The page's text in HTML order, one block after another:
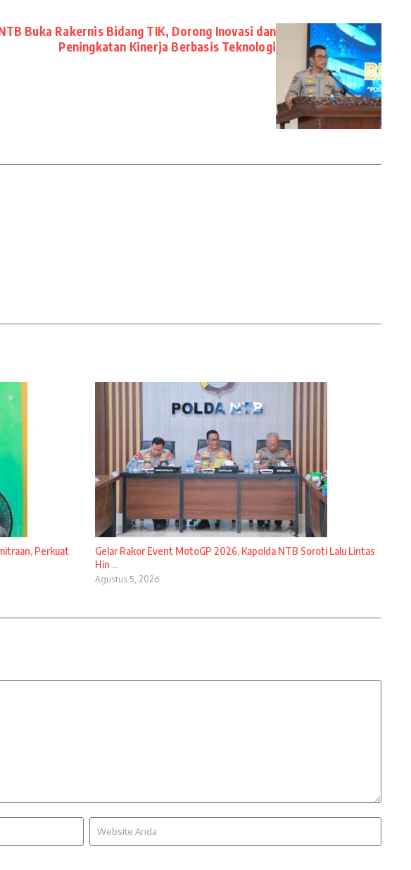
Buka Rakernis Bidang TIK, Dorong Inovasi dan
Peningkatan Kinerja Berbasis Teknologi
Perkuat
Gelar Rakor Event MotoGP 2026, Kapolda NTB Soroti Lalu Lintas
Hin ...
Agustus 5, 2026